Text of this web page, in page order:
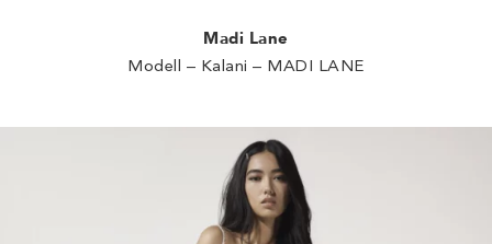
Madi Lane
Modell – Kalani – MADI LANE